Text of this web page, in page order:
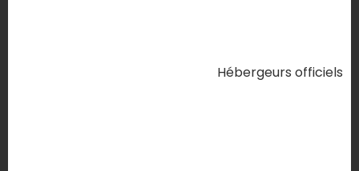
Hébergeurs officiels